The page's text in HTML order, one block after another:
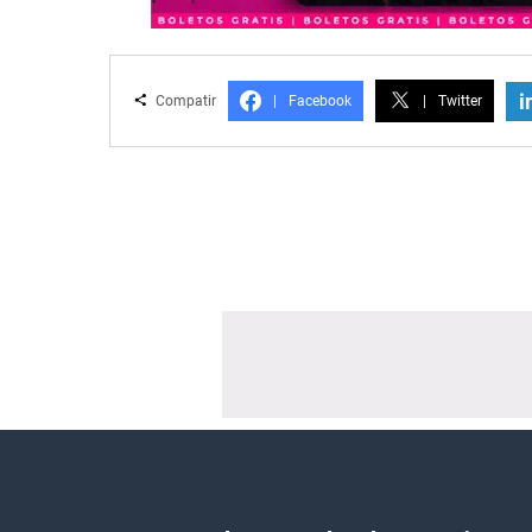
Compatir Facebook Twitter